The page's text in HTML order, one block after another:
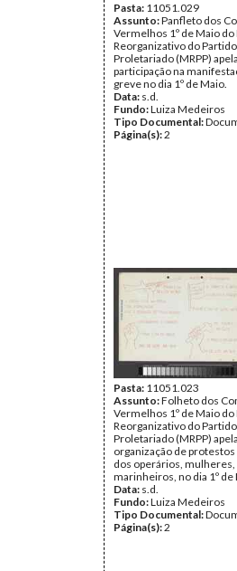
Pasta: 11051.029
Assunto:Panfleto dos
Vermelhos 1º de Maio
Reorganizativo do
Proletariado (MRPP)
participação na
greve no dia 1º de Maio.
Data: s.d.
Fundo:Luiza Medeiros
Tipo Documental:
Página(s):2
Pasta: 11051.023
Assunto:Folheto dos
Vermelhos 1º de Maio
Reorganizativo do
Proletariado (MRPP)
organização de
dos operários, mulheres,
marinheiros, no dia 1º de
Data: s.d.
Fundo:Luiza Medeiros
Tipo Documental:
Página(s):2